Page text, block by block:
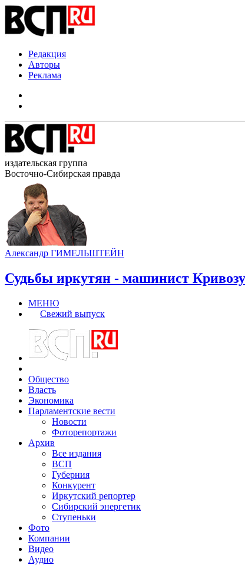
Редакция
Авторы
Реклама
издательская группа
Восточно-Сибирская правда
Александр ГИМЕЛЬШТЕЙН
Судьбы иркутян - машинист
МЕНЮ
Свежий выпуск
Общество
Власть
Экономика
Парламентские вести
Новости
Фоторепортажи
Архив
Все издания
ВСП
Губерния
Конкурент
Иркутский репортер
Сибирский энергетик
Ступеньки
Фото
Компании
Видео
Аудио